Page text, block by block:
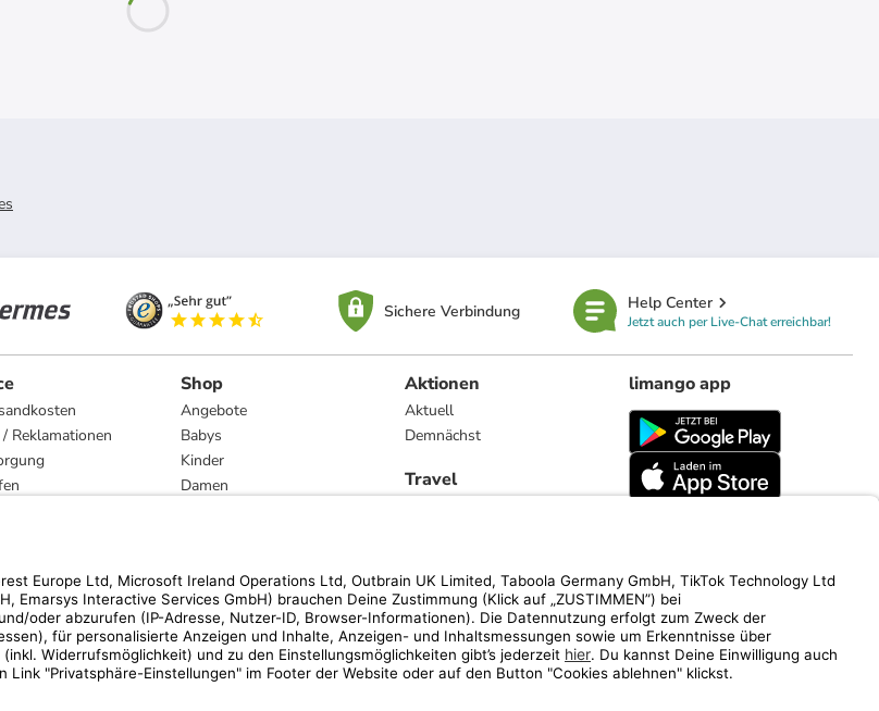
Sichere Verbindung Help Center
Jetzt auch per Live-Chat erreichbar!
Reklamationen
Shop
Angebote
Babys
Kinder
Damen
Marken
Aktionen
Aktuell
Demnächst
Travel
limango app
limango.nl limango.pl